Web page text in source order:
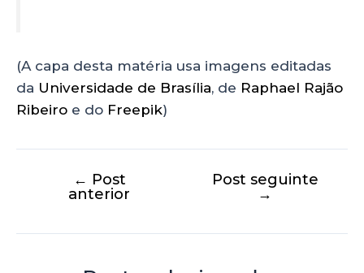
(A capa desta matéria usa imagens editadas
da Universidade de Brasília, de Raphael Rajão
Ribeiro e do Freepik)
← Post
anterior
Post seguinte
→